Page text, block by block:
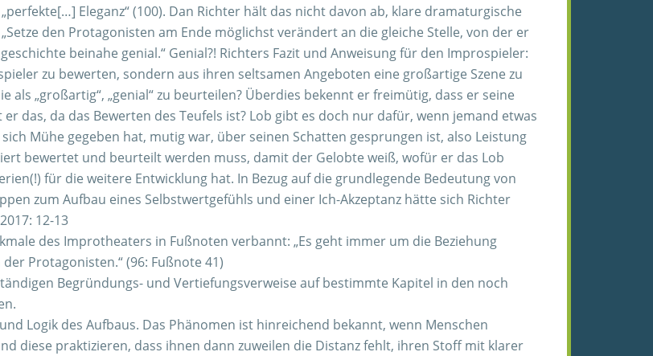
Eleganz“ (100). Dan Richter hält das nicht davon ab, klare dramaturgische
den Protagonisten am Ende möglichst verändert an die gleiche Stelle, von der er
beinahe genial.“ Genial?! Richters Fazit und Anweisung für den Improspieler:
zu bewerten, sondern aus ihren seltsamen Angeboten eine großartige Szene zu
als „großartig“, „genial“ zu beurteilen? Überdies bekennt er freimütig, dass er seine
das, da das Bewerten des Teufels ist? Lob gibt es doch nur dafür, wenn jemand etwas
Mühe gegeben hat, mutig war, über seinen Schatten gesprungen ist, also Leistung
bewertet und beurteilt werden muss, damit der Gelobte weiß, wofür er das Lob
für die weitere Entwicklung hat. In Bezug auf die grundlegende Bedeutung von
zum Aufbau eines Selbstwertgefühls und einer Ich-Akzeptanz hätte sich Richter
12-13
des Improtheaters in Fußnoten verbannt: „Es geht immer um die Beziehung
Protagonisten.“ (96: Fußnote 41)
Begründungs- und Vertiefungsverweise auf bestimmte Kapitel in den noch
Logik des Aufbaus. Das Phänomen ist hinreichend bekannt, wenn Menschen
diese praktizieren, dass ihnen dann zuweilen die Distanz fehlt, ihren Stoff mit klarer